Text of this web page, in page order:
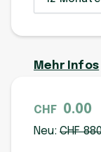
Mehr Infos
CHF 0.00
Neu:CHF